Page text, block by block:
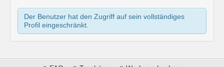
Der Benutzer hat den Zugriff auf sein vollständiges
Profil eingeschränkt.